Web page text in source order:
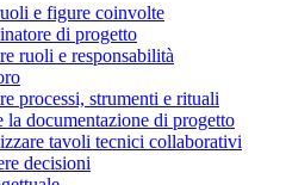
e figure coinvolte
di progetto
ruoli e responsabilità
processi, strumenti e rituali
la documentazione di progetto
tavoli tecnici collaborativi
decisioni